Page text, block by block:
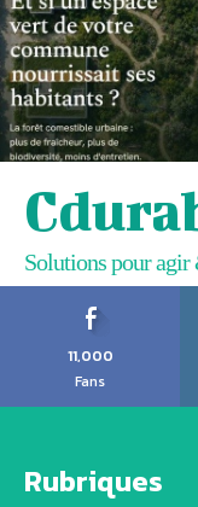
Solutions pour
11,000
Fans
Rubriques